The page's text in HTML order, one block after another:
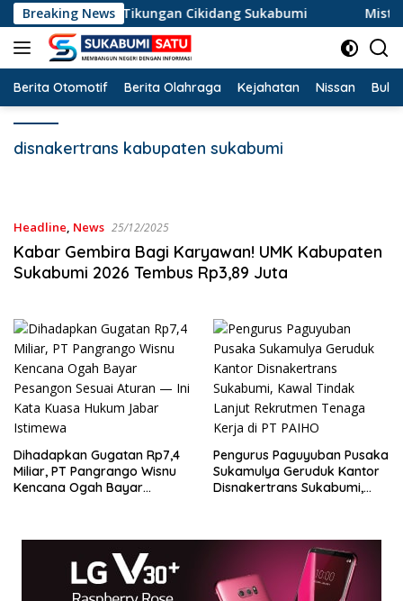
Langsung
ke
konten
Breaking News
di Jalur Tikungan Cikidang Sukabumi
Berita Otomotif Berita Olahraga Kejahatan Nissan
disnakertrans kabupaten sukabumi
Headline, News 25/12/2025
Kabar Gembira Bagi Karyawan! UMK Kabupaten
Sukabumi 2026 Tembus Rp3,89 Juta
Dihadapkan Gugatan Rp7,4
Miliar, PT Pangrango Wisnu
Kencana Ogah Bayar
Istimewa
Pengurus Paguyuban Pusaka
Sukamulya Geruduk Kantor
Disnakertrans Sukabumi,
PT PAIHO